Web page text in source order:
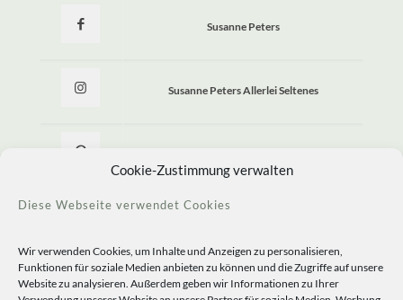
Cookie-Zustimmung verwalten
Diese Webseite verwendet Cookies
Wir verwenden Cookies, um Inhalte und Anzeigen zu personalisieren,
Funktionen für soziale Medien anbieten zu können und die Zugriffe auf unsere
Website zu analysieren. Außerdem geben wir Informationen zu Ihrer
Susanne Peters
Susanne Peters Allerlei Seltenes